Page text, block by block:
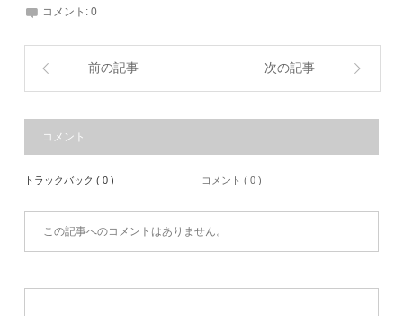
コメント:0
前の記事 次の記事
コメント
トラックバック ( 0 ) コメント ( 0 )
この記事へのコメントはありません。